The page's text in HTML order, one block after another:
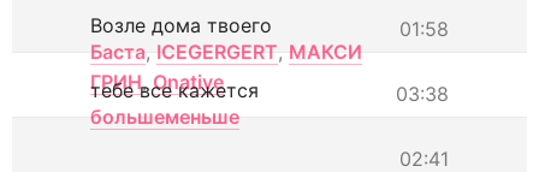
01:58
Возле дома твоего
Баста, ICEGERGERT, МАКСИ
ГРИН, Onative 03:38
тебе все кажется
большеменьше
02:41